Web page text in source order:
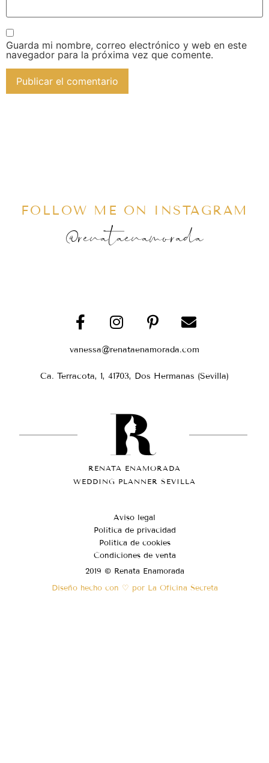
Guarda mi nombre, correo electrónico y web en este
navegador para la próxima vez que comente.
FOLLOW ME ON INSTAGRAM
@renataenamorada
vanessa@renataenamorada.com
Ca. Terracota, 1, 41703, Dos Hermanas (Sevilla)
RENATA ENAMORADA
WEDDING PLANNER SEVILLA
Aviso legal
Política de privacidad
Política de cookies
Condiciones de venta
2019 © Renata Enamorada
Diseño hecho con ♡ por La Oficina Secreta